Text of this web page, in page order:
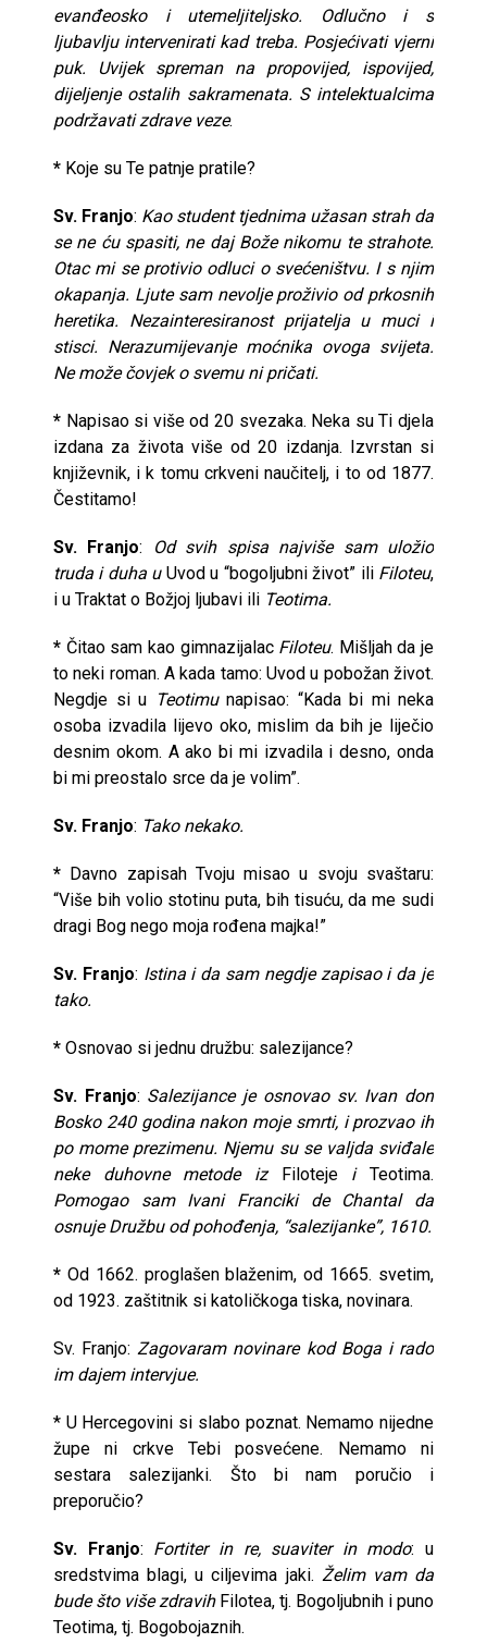
evanđeosko i utemeljiteljsko. Odlučno i s
ljubavlju intervenirati kad treba. Posjećivati vjerni
puk. Uvijek spreman na propovijed, ispovijed,
dijeljenje ostalih sakramenata. S intelektualcima
podržavati zdrave veze.
* Koje su Te patnje pratile?
Sv. Franjo: Kao student tjednima užasan strah da
se ne ću spasiti, ne daj Bože nikomu te strahote.
Otac mi se protivio odluci o svećeništvu. I s njim
okapanja. Ljute sam nevolje proživio od prkosnih
heretika. Nezainteresiranost prijatelja u muci i
stisci. Nerazumijevanje moćnika ovoga svijeta.
Ne može čovjek o svemu ni pričati.
* Napisao si više od 20 svezaka. Neka su Ti djela
izdana za života više od 20 izdanja. Izvrstan si
književnik, i k tomu crkveni naučitelj, i to od 1877.
Čestitamo!
Sv. Franjo:
Od svih spisa najviše sam uložio
truda i duha uUvod u “bogoljubni život” ili Filoteu,
i u Traktat o Božjoj ljubavi ili Teotima.
* Čitao sam kao gimnazijalac Filoteu. Mišljah da je
to neki roman. A kada tamo: Uvod u pobožan život.
Negdje si u Teotimunapisao: “Kada bi mi neka
osoba izvadila lijevo oko, mislim da bih je liječio
desnim okom. A ako bi mi izvadila i desno, onda
bi mi preostalo srce da je volim”.
Sv. Franjo: Tako nekako.
* Davno zapisah Tvoju misao u svoju svaštaru:
“Više bih volio stotinu puta, bih tisuću, da me sudi
dragi Bog nego moja rođena majka!”
Sv. Franjo: Istina i da sam negdje zapisao i da je
tako.
* Osnovao si jednu družbu: salezijance?
Sv. Franjo: Salezijance je osnovao sv. Ivan don
Bosko 240 godina nakon moje smrti, i prozvao ih
po mome prezimenu. Njemu su se valjda sviđale
neke duhovne metode izFiloteje iTeotima.
Pomogao sam Ivani Franciki de Chantal da
osnuje Družbu od pohođenja, “salezijanke”, 1610.
* Od 1662. proglašen blaženim, od 1665. svetim,
od 1923. zaštitnik si katoličkoga tiska, novinara.
Sv. Franjo: Zagovaram novinare kod Boga i rado
im dajem intervjue.
* U Hercegovini si slabo poznat. Nemamo nijedne
župe ni crkve Tebi posvećene. Nemamo ni
sestara salezijanki. Što bi nam poručio i
preporučio?
Sv. Franjo: Fortiter in re, suaviter in modo: u
sredstvima blagi, u ciljevima jaki. Želim vam da
bude što više zdravihFilotea, tj. Bogoljubnih i puno
Teotima, tj. Bogobojaznih.